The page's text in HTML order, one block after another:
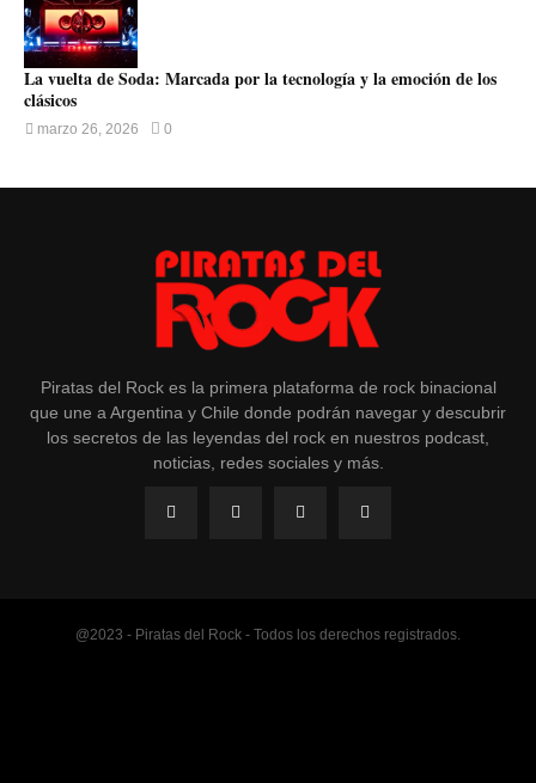
La vuelta de Soda: Marcada por la tecnología y la emoción de los
clásicos
marzo 26, 2026 0
Piratas del Rock es la primera plataforma de rock binacional
que une a Argentina y Chile donde podrán navegar y descubrir
los secretos de las leyendas del rock en nuestros podcast,
noticias, redes sociales y más.
@2023 - Piratas del Rock - Todos los derechos registrados.